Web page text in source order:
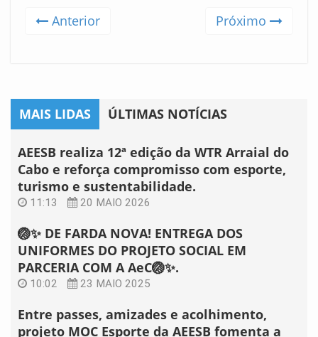
Anterior Próximo
MAIS LIDAS ÚLTIMAS NOTÍCIAS
AEESB realiza 12ª edição da WTR Arraial do
Cabo e reforça compromisso com esporte,
turismo e sustentabilidade.
11:13 20 MAIO 2026
🏐✨ DE FARDA NOVA! ENTREGA DOS
UNIFORMES DO PROJETO SOCIAL EM
PARCERIA COM A AeC🏐✨.
10:02 23 MAIO 2025
Entre passes, amizades e acolhimento,
projeto MOC Esporte da AEESB fomenta a